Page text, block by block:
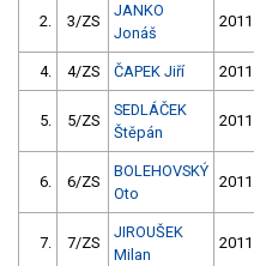
2. 3/ZS
JANKO
Jonáš
2011
4. 4/ZS ČAPEK Jiří 2011
5. 5/ZS
SEDLÁČEK
Štěpán
2011
6. 6/ZS
BOLEHOVSKÝ
Oto
2011
7. 7/ZS
JIROUŠEK
Milan
2011